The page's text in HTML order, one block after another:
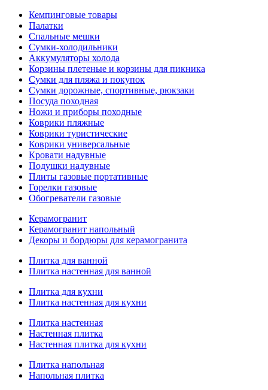
Кемпинговые товары
Палатки
Спальные мешки
Сумки-холодильники
Аккумуляторы холода
Корзины плетеные и корзины для пикника
Сумки для пляжа и покупок
Сумки дорожные, спортивные, рюкзаки
Посуда походная
Ножи и приборы походные
Коврики пляжные
Коврики туристические
Коврики универсальные
Кровати надувные
Подушки надувные
Плиты газовые портативные
Горелки газовые
Обогреватели газовые
Керамогранит
Керамогранит напольный
Декоры и бордюры для керамогранита
Плитка для ванной
Плитка настенная для ванной
Плитка для кухни
Плитка настенная для кухни
Плитка настенная
Настенная плитка
Настенная плитка для кухни
Плитка напольная
Напольная плитка